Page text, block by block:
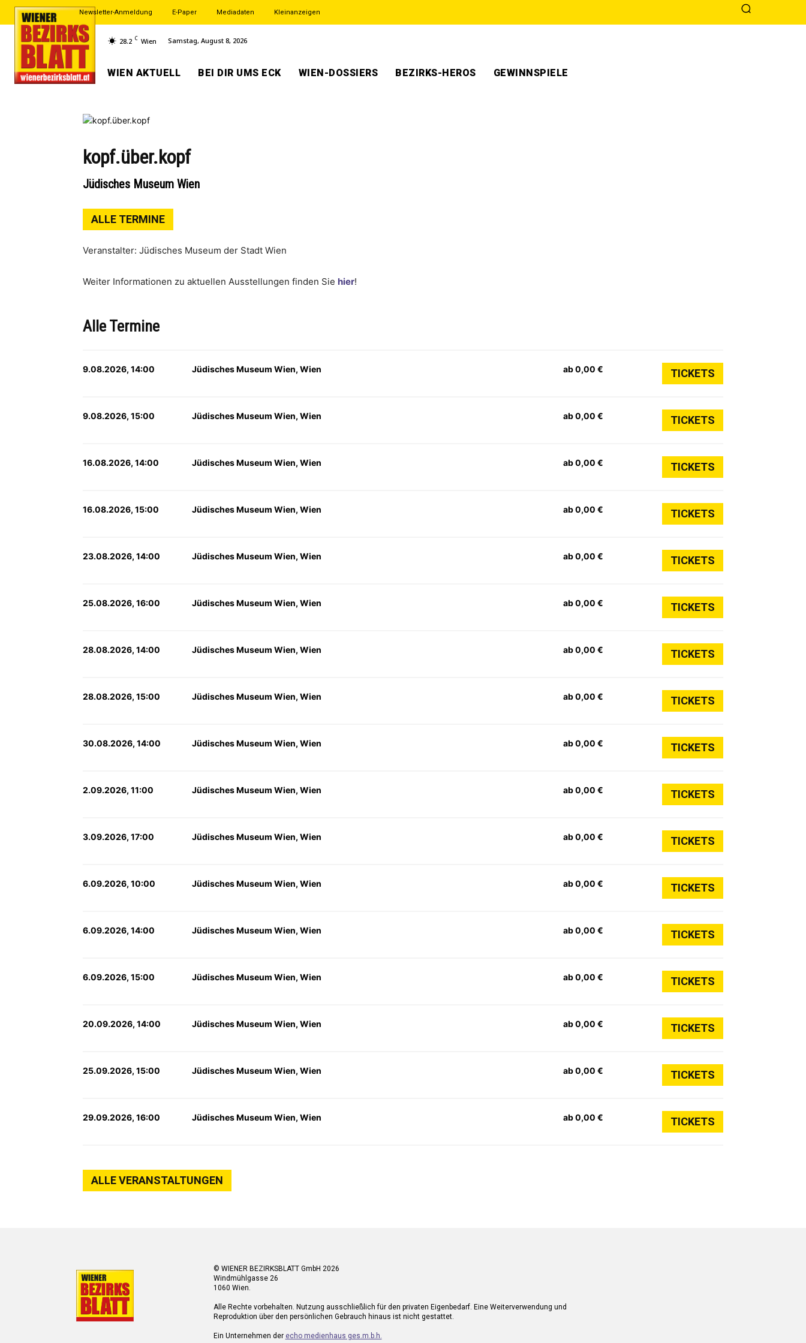
Newsletter-Anmeldung E-Paper Mediadaten Kleinanzeigen
28.2 C Wien Samstag, August 8, 2026
WIEN AKTUELL BEI DIR UMS ECK WIEN-DOSSIERS BEZIRKS-HEROS GEWINNSPIELE
kopf.über.kopf
Jüdisches Museum Wien
ALLE TERMINE
Veranstalter: Jüdisches Museum der Stadt Wien
Weiter Informationen zu aktuellen Ausstellungen finden Sie hier!
Alle Termine
9.08.2026, 14:00 Jüdisches Museum Wien, Wien ab 0,00 € TICKETS
9.08.2026, 15:00 Jüdisches Museum Wien, Wien ab 0,00 € TICKETS
16.08.2026, 14:00 Jüdisches Museum Wien, Wien ab 0,00 € TICKETS
16.08.2026, 15:00 Jüdisches Museum Wien, Wien ab 0,00 € TICKETS
23.08.2026, 14:00 Jüdisches Museum Wien, Wien ab 0,00 € TICKETS
25.08.2026, 16:00 Jüdisches Museum Wien, Wien ab 0,00 € TICKETS
28.08.2026, 14:00 Jüdisches Museum Wien, Wien ab 0,00 € TICKETS
28.08.2026, 15:00 Jüdisches Museum Wien, Wien ab 0,00 € TICKETS
30.08.2026, 14:00 Jüdisches Museum Wien, Wien ab 0,00 € TICKETS
2.09.2026, 11:00 Jüdisches Museum Wien, Wien ab 0,00 € TICKETS
3.09.2026, 17:00 Jüdisches Museum Wien, Wien ab 0,00 € TICKETS
6.09.2026, 10:00 Jüdisches Museum Wien, Wien ab 0,00 € TICKETS
6.09.2026, 14:00 Jüdisches Museum Wien, Wien ab 0,00 € TICKETS
6.09.2026, 15:00 Jüdisches Museum Wien, Wien ab 0,00 € TICKETS
20.09.2026, 14:00 Jüdisches Museum Wien, Wien ab 0,00 € TICKETS
25.09.2026, 15:00 Jüdisches Museum Wien, Wien ab 0,00 € TICKETS
29.09.2026, 16:00 Jüdisches Museum Wien, Wien ab 0,00 € TICKETS
ALLE VERANSTALTUNGEN
© WIENER BEZIRKSBLATT GmbH 2026
Windmühlgasse 26
1060 Wien.
Alle Rechte vorbehalten. Nutzung ausschließlich für den privaten Eigenbedarf. Eine Weiterverwendung und
Reproduktion über den persönlichen Gebrauch hinaus ist nicht gestattet.
Ein Unternehmen der echo medienhaus ges.m.b.h.